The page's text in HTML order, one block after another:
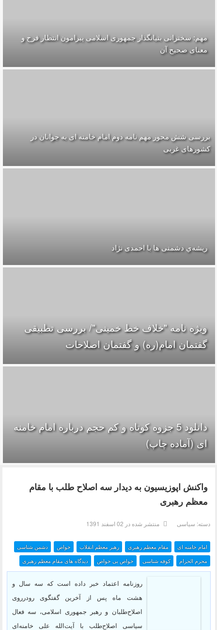
مهم: سخنرانی بنیانگذار جمهوری اسلامی پیرامون انتظار فرج و
معناى صحيح آن
بررسی شش محور مهم نامه دوم امام خامنه ای به جوانان در
کشورهای غربی
ریشه‌ي دشمنی ها با احمدی نژاد
ویژه نامه "خلاف خط خمینی"/ بررسی تطبیقی
گفتمان امام(ره) و گفتمان اصلاحات
دانلود 5 جزوه كوتاه و كم حجم درباره امام خامنه
ای (آماده چاپ)
واکنش اپوزیسیون به دیدار سه اصلاح طلب با مقام
معظم رهبری
دسته: سیاسی منتشر شده در 02 اسفند 1391
امام خامنه ای مقام معظم رهبری رهبر معظم انقلاب خواص
دشمن شناسی
دیدگاه های مقام معظم رهبری
خواص بی خواص کوفه شناسی محرم الحرام
روزنامه اعتماد خبر داده است که سه سال و
هشت ماه پس از آخرين گفتگوی رودرروی
اصلاح‌طلبان و رهبر جمهوری اسلامی، سه فعال
سياسی اصلاح‌طلب با آیت‌الله علی خامنه‌ای